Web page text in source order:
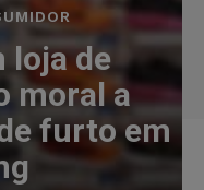
loja de
moral a
furto em